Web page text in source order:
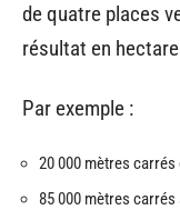
de quatre places
résultat en
Par exemple :
20 000 mètres
85 000 mètres